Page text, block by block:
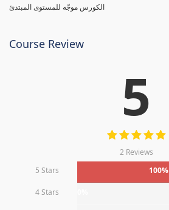
الكورس موجّه للمستوى المبتدئ
Course Review
5
2 Reviews
5 Stars
100%
4 Stars